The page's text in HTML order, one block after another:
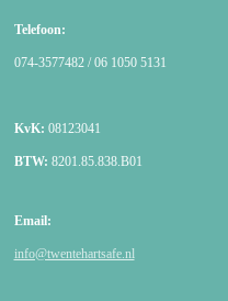
Telefoon:
074-3577482 / 06 1050 5131
KvK: 08123041
BTW: 8201.85.838.B01
Email:
info@twentehartsafe.nl